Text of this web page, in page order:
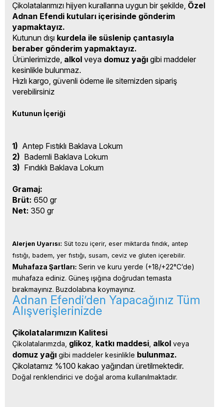
Çikolatalarımızı hijyen kurallarına uygun bir şekilde, Özel
Adnan Efendi kutuları içerisinde gönderim
yapmaktayız.
Kutunun dışı kurdela ile süslenip çantasıyla
beraber gönderim yapmaktayız.
Ürünlerimizde, alkol veya domuz yağı gibi maddeler
kesinlikle bulunmaz.
Hızlı kargo, güvenli ödeme ile sitemizden sipariş
verebilirsiniz
Kutunun İçeriği
1) Antep Fıstıklı Baklava Lokum
2) Bademli Baklava Lokum
3) Fındıklı Baklava Lokum
Gramaj:
Brüt: 650 gr
Net: 350 gr
Alerjen Uyarısı: Süt tozu içerir, eser miktarda fındık, antep
fıstığı, badem, yer fıstığı, susam, ceviz ve gluten içerebilir.
Muhafaza Şartları: Serin ve kuru yerde (+18/+22°C’de)
muhafaza ediniz. Güneş ışığına doğrudan temasta
bırakmayınız. Buzdolabına koymayınız.
Adnan Efendi’den Yapacağınız Tüm
Alışverişlerinizde
Çikolatalarımızın Kalitesi
Çikolatalarımzda, glikoz katkı maddesi alkol
domuz yağı gibi maddeler kesinlikle bulunmaz.
Çikolatamız %100 kakao yağından üretilmektedir.
Doğal renklendirici ve doğal aroma kullanılmaktadır.